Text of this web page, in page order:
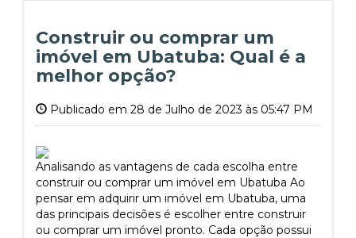
Construir ou comprar um
imóvel em Ubatuba: Qual é a
melhor opção?
Publicado em 28 de Julho de 2023 às 05:47 PM
Analisando as vantagens de cada escolha entre
construir ou comprar um imóvel em Ubatuba Ao
pensar em adquirir um imóvel em Ubatuba, uma
das principais decisões é escolher entre construir
ou comprar um imóvel pronto. Cada opção possui